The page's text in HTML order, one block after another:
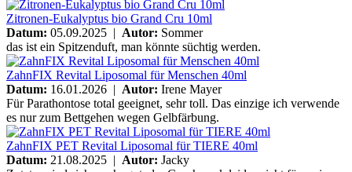
Zitronen-Eukalyptus bio Grand Cru 10ml
Datum: 05.09.2025 | Autor: Sommer
das ist ein Spitzenduft, man könnte süchtig werden.
ZahnFIX Revital Liposomal für Menschen 40ml
Datum: 16.01.2026 | Autor: Irene Mayer
Für Parathontose total geeignet, sehr toll. Das einzige ich verwende
es nur zum Bettgehen wegen Gelbfärbung.
ZahnFIX PET Revital Liposomal für TIERE 40ml
Datum: 21.08.2025 | Autor: Jacky